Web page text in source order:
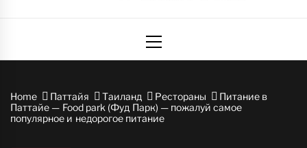
Таиланда
Menu
Home Паттайя Таиланд Рестораны
Питание в
Паттайе — Food park (Фуд Парк) — пожалуй самое
популярное и недорогое питание